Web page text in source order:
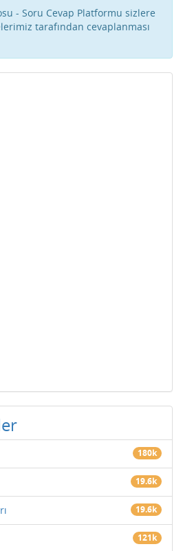
- Soru Cevap Platformu sizlere
tarafından cevaplanması
180k
19.6k
19.6k
121k